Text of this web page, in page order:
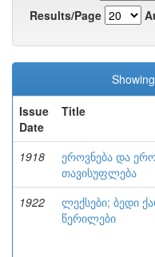
Results/Page
Issue
Date
Title
1918
ეროვნება და
თავისუფლება
1922
ლექსები; ბედი
წერილები